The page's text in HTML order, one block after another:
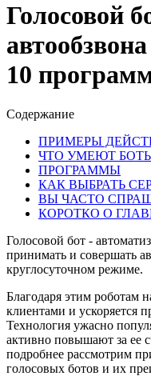
Голосовой
10
Содержание
ПРИМЕРЫ
ЧТО УМЕЮТ
ПРОГРАММЫ
КАК ВЫБРАТЬ
ВЫ ЧАСТО
КОРОТКО О
Голосовой бот -
принимать и совершать
круглосуточном режиме.
Благодаря этим роботам
клиентами и ускоряется
Технология ужасно
активно повышают за ее
подробнее рассмотрим
голосовых ботов и их